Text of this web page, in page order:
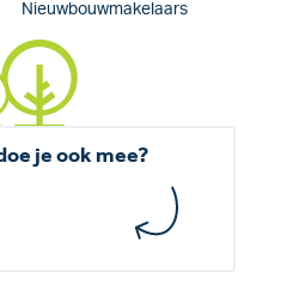
Nieuwbouwmakelaars
je ook mee?